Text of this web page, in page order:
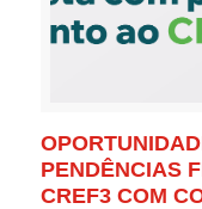
PENDÊNCIAS
CREF3 COM